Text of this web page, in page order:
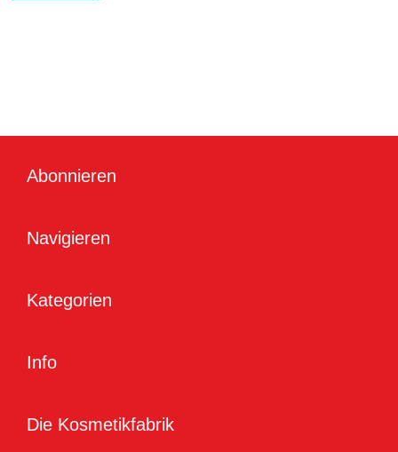
Abonnieren
Navigieren
Kategorien
Info
Die Kosmetikfabrik